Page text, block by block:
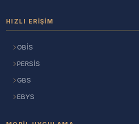
HIZLI ERIŞIM
OBİS
PERSİS
GBS
EBYS